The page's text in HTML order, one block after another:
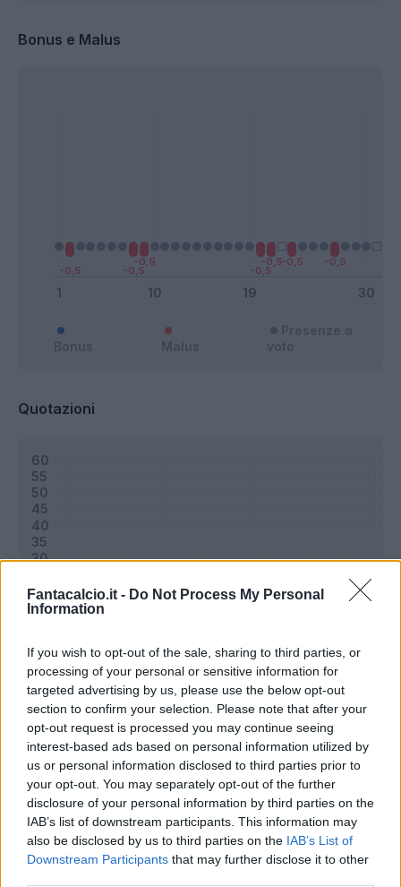
Fantacalcio.it - Do Not Process My Personal
Information
If you wish to opt-out of the sale, sharing to third parties, or
processing of your personal or sensitive information for
targeted advertising by us, please use the below opt-out
section to confirm your selection. Please note that after your
opt-out request is processed you may continue seeing
interest-based ads based on personal information utilized by
us or personal information disclosed to third parties prior to
your opt-out. You may separately opt-out of the further
disclosure of your personal information by third parties on the
IAB’s list of downstream participants. This information may
also be disclosed by us to third parties on the IAB’s List of
Downstream Participants that may further disclose it to other
Bonus e Malus
Quotazioni
Classic Mantra
Riepilogo stagione
Titolare 29 - 96%
Entrato 0 - 0 %
Squalificato